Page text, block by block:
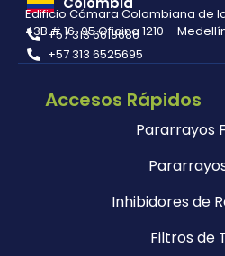
Edificio Cámara Colombiana de
43B # 16-95 Oficina 1210 –
+57 313 6618686
+57 313 6525695
Accesos Rápidos
Pararrayos
Inhibidores de
Filtros de